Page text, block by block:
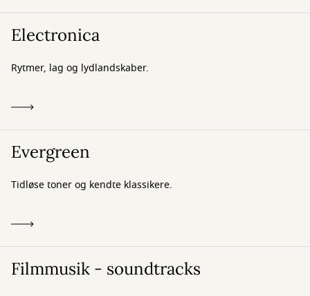
Electronica
Rytmer, lag og lydlandskaber.
Evergreen
Tidløse toner og kendte klassikere.
Filmmusik - soundtracks